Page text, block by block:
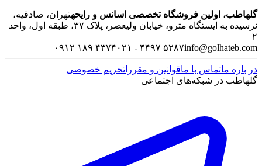
گلهاطب، اولین فروشگاه تخصصی اسانس و رایحهتهران، صادقیه،
نرسیده به ایستگاه مترو، خیابان ولیعصر، پلاک ۳۷، طبقه اول، واحد
۲
info@golhateb.com۰۲۱ - ۴۴۹۷ ۵۲۸۷ ۰۹۱۲ ۱۸۹ ۴۳۷۴
در باره ماتماس با ماقوانین و مقرراتحریم خصوصی
گلهاطب در شبکه‌های اجتماعی